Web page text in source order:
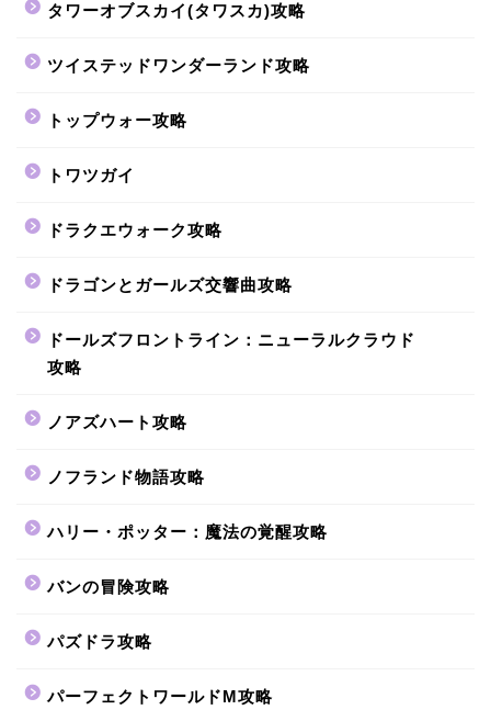
タワーオブスカイ(タワスカ)攻略
ツイステッドワンダーランド攻略
トップウォー攻略
トワツガイ
ドラクエウォーク攻略
ドラゴンとガールズ交響曲攻略
ドールズフロントライン：ニューラルクラウド
攻略
ノアズハート攻略
ノフランド物語攻略
ハリー・ポッター：魔法の覚醒攻略
バンの冒険攻略
パズドラ攻略
パーフェクトワールドM攻略